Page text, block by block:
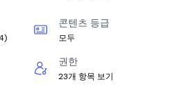
)
콘텐츠 등급
모두
권한
23개 항목 보기